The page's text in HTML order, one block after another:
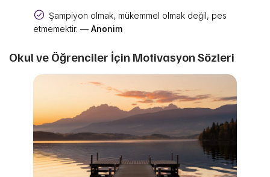
Şampiyon olmak, mükemmel olmak değil, pes
etmemektir. — Anonim
Okul ve Öğrenciler İçin Motivasyon Sözleri